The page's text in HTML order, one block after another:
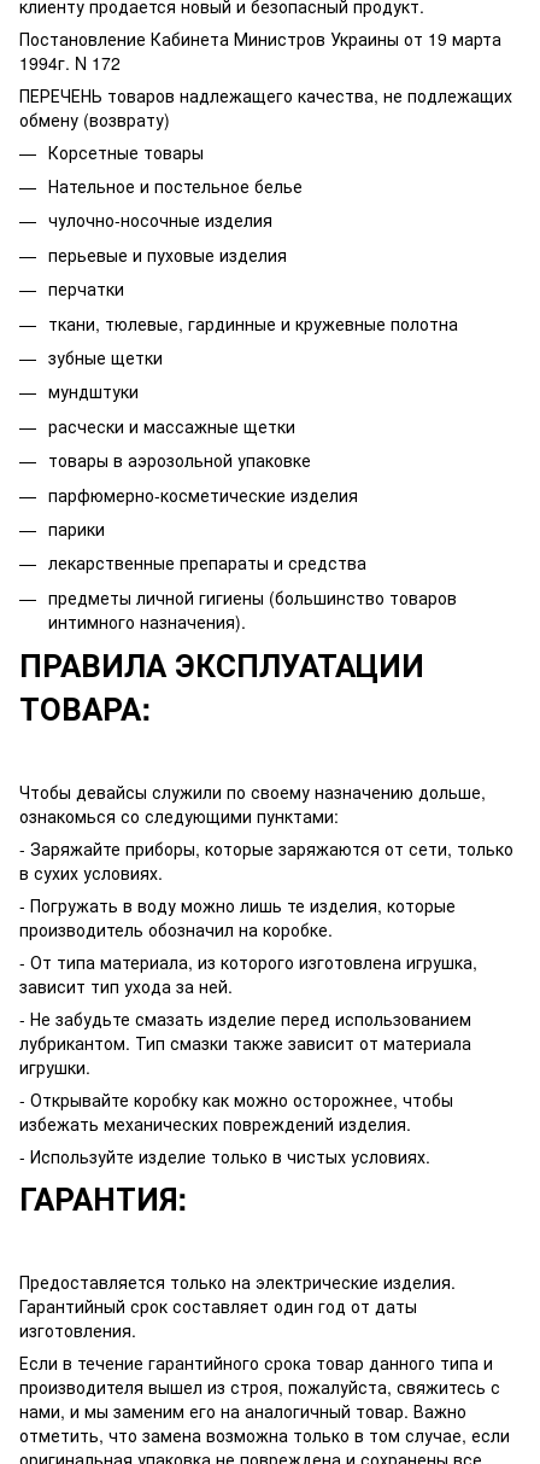
клиенту продается новый и безопасный продукт.
Постановление Кабинета Министров Украины от 19 марта
1994г. N 172
ПЕРЕЧЕНЬ товаров надлежащего качества, не подлежащих
обмену (возврату)
Корсетные товары
Нательное и постельное белье
чулочно-носочные изделия
перьевые и пуховые изделия
перчатки
ткани, тюлевые, гардинные и кружевные полотна
зубные щетки
мундштуки
расчески и массажные щетки
товары в аэрозольной упаковке
парфюмерно-косметические изделия
парики
лекарственные препараты и средства
предметы личной гигиены (большинство товаров
интимного назначения).
ПРАВИЛА ЭКСПЛУАТАЦИИ
ТОВАРА:
Чтобы девайсы служили по своему назначению дольше,
ознакомься со следующими пунктами:
- Заряжайте приборы, которые заряжаются от сети, только
в сухих условиях.
- Погружать в воду можно лишь те изделия, которые
производитель обозначил на коробке.
- От типа материала, из которого изготовлена игрушка,
зависит тип ухода за ней.
- Не забудьте смазать изделие перед использованием
лубрикантом. Тип смазки также зависит от материала
игрушки.
- Открывайте коробку как можно осторожнее, чтобы
избежать механических повреждений изделия.
- Используйте изделие только в чистых условиях.
ГАРАНТИЯ:
Предоставляется только на электрические изделия.
Гарантийный срок составляет один год от даты
изготовления.
Если в течение гарантийного срока товар данного типа и
производителя вышел из строя, пожалуйста, свяжитесь с
нами, и мы заменим его на аналогичный товар. Важно
отметить, что замена возможна только в том случае, если